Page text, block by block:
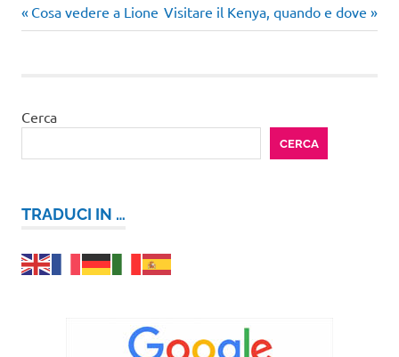
Navigazione
Articolo
precedente:
Cosa vedere a Lione Articolo
successivo:
Visitare il Kenya, quando e dove
Cerca
CERCA
TRADUCI IN …